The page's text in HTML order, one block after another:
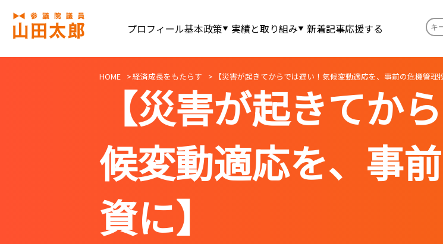
プロフィール基本政策 実績と取り組み 新着記事応援する
HOME 経済成長をもたらす 【災害が起きてからでは遅い！気候変動適応を、事前の危機管理
【災害が起きてか
候変動適応を、事
資に】